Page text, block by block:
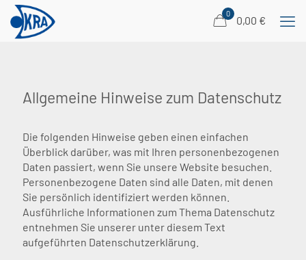
0
0,00 €
Allgemeine Hinweise zum Datenschutz
Die folgenden Hinweise geben einen einfachen
Überblick darüber, was mit Ihren personenbezogenen
Daten passiert, wenn Sie unsere Website besuchen.
Personenbezogene Daten sind alle Daten, mit denen
Sie persönlich identifiziert werden können.
Ausführliche Informationen zum Thema Datenschutz
entnehmen Sie unserer unter diesem Text
aufgeführten Datenschutzerklärung.